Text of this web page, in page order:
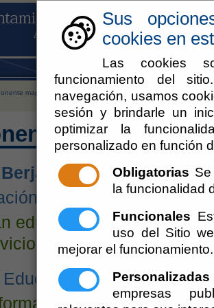
Sus
cookies en
Las cookies
funcionamiento del
navegación, usamos
sesión y brindarle un
optimizar la
personalizado en función
Obligatorias
la funcionalidad
Funcionales
uso del Sitio
mejorar el funcionamiento.
Personalizadas
empresas
mapa web
mapa web
educativo, centros
y recursos
Educativo del Entorno
sobre los